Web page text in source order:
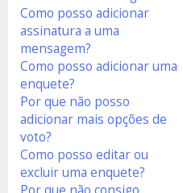
Como posso adicionar
assinatura a uma
mensagem?
Como posso adicionar uma
enquete?
Por que não posso
adicionar mais opções de
voto?
Como posso editar ou
excluir uma enquete?